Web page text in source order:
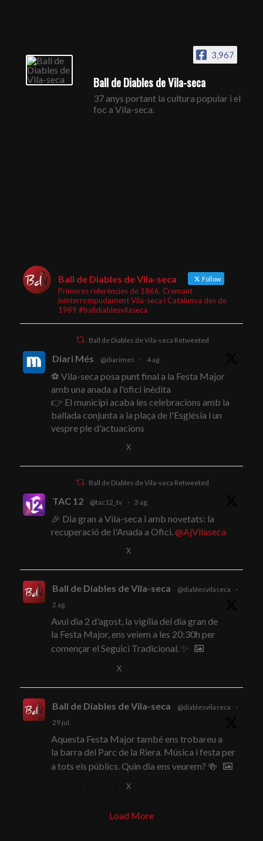
3,967
Ball de Diables de Vila-seca
37 anys portant la cultura popular i el
foc a Vila-seca.
Ball de Diables de Vila-seca Follow
Primeres referències de 1866. Cremant
ininterrompudament Vila-seca i Catalunya des de
1989 #balldiablesvilaseca
Ball de Diables de Vila-seca Retweeted
Diari Més @diarimes · 4 ag.
⚽ Vila-seca posa punt final a la Festa Major
amb una anada a l'ofici inèdita
👉 El municipi acaba les celebracions amb la
ballada conjunta a la plaça de l'Església i un
vespre ple d'actuacions
X
Ball de Diables de Vila-seca Retweeted
TAC 12 @tac12_tv · 3 ag.
🎉 Dia gran a Vila-seca i amb novetats: la
recuperació de l'Anada a Ofici.@AjVilaseca
X
Ball de Diables de Vila-seca @diablesvilaseca
·
2 ag.
Avui dia 2 d'agost, la vigília del dia gran de
la Festa Major, ens veiem a les 20:30h per
començar el Seguici Tradicional. ✨
X
Ball de Diables de Vila-seca @diablesvilaseca
·
29 jul.
Aquesta Festa Major també ens trobareu a
la barra del Parc de la Riera. Música i festa per
a tots els públics. Quin dia ens veurem? 🍻
X
Load More